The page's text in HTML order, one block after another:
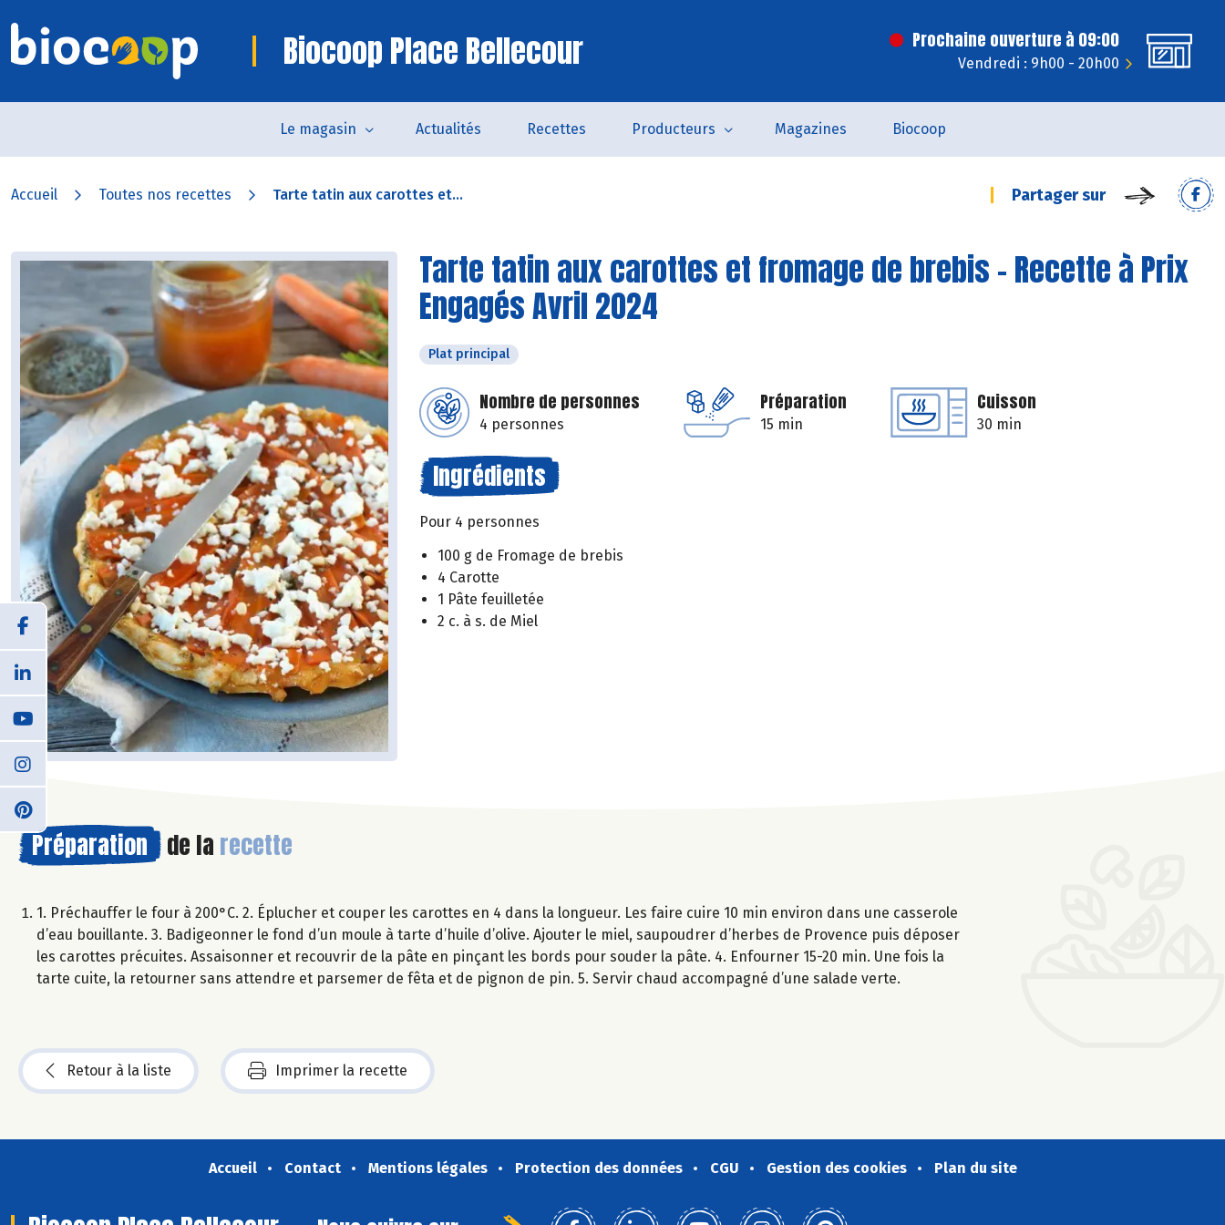
Biocoop Place Bellecour Prochaine ouverture à 09:00
Vendredi : 9h00 - 20h00
Le magasin Actualités Recettes Producteurs Magazines Biocoop
Accueil Toutes nos recettes Tarte tatin aux carottes et... Partager sur
Tarte tatin aux carottes et fromage de brebis - Recette à Prix
Engagés Avril 2024
Plat principal
Nombre de personnes
4 personnes
Préparation
15 min
Cuisson
30 min
Ingrédients
Pour 4 personnes
100 g de Fromage de brebis
4 Carotte
1 Pâte feuilletée
2 c. à s. de Miel
Préparation de la recette
1. Préchauffer le four à 200°C. 2. Éplucher et couper les carottes en 4 dans la longueur. Les faire cuire 10 min environ dans une casserole
d’eau bouillante. 3. Badigeonner le fond d’un moule à tarte d’huile d’olive. Ajouter le miel, saupoudrer d’herbes de Provence puis déposer
les carottes précuites. Assaisonner et recouvrir de la pâte en pinçant les bords pour souder la pâte. 4. Enfourner 15-20 min. Une fois la
tarte cuite, la retourner sans attendre et parsemer de fêta et de pignon de pin. 5. Servir chaud accompagné d’une salade verte.
Retour à la liste Imprimer la recette
Accueil Contact Mentions légales Protection des données CGU Gestion des cookies Plan du site